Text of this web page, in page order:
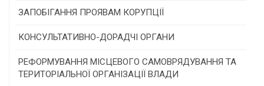
Конкурс інститутів громадянського суспільства
Програми/конкурси МТД
ЗАПОБІГАННЯ ПРОЯВАМ КОРУПЦІЇ
КОНСУЛЬТАТИВНО-ДОРАДЧІ ОРГАНИ
Консультативна рада
РЕФОРМУВАННЯ МІСЦЕВОГО САМОВРЯДУВАННЯ ТА
ТЕРИТОРІАЛЬНОЇ ОРГАНІЗАЦІЇ ВЛАДИ